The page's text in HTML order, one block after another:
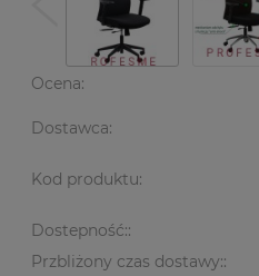
Ocena:
Dostawca:
Kod produktu:
Dostepność::
Przbliżony czas dostawy::